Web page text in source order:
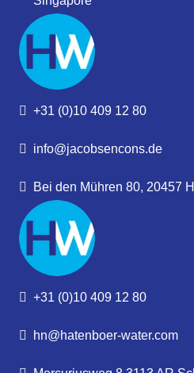
+31 (0)10 409 12 80
info@jacobsencons.de
Bei den Mühren 80, 20457
+31 (0)10 409 12 80
hn@hatenboer-water.com